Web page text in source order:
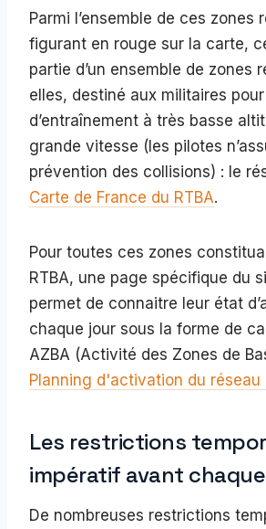
Parmi l’ensemble de ces zones
figurant en rouge sur la carte,
partie d’un ensemble de zones
elles, destiné aux militaires
d’entraînement à très basse
grande vitesse (les pilotes
prévention des collisions) : le
Carte de France du RTBA.
Pour toutes ces zones
RTBA, une page spécifique du
permet de connaitre leur état
chaque jour sous la forme de
AZBA (Activité des Zones de
Planning d'activation du réseau
Les restrictions
impératif avant
De nombreuses restrictions